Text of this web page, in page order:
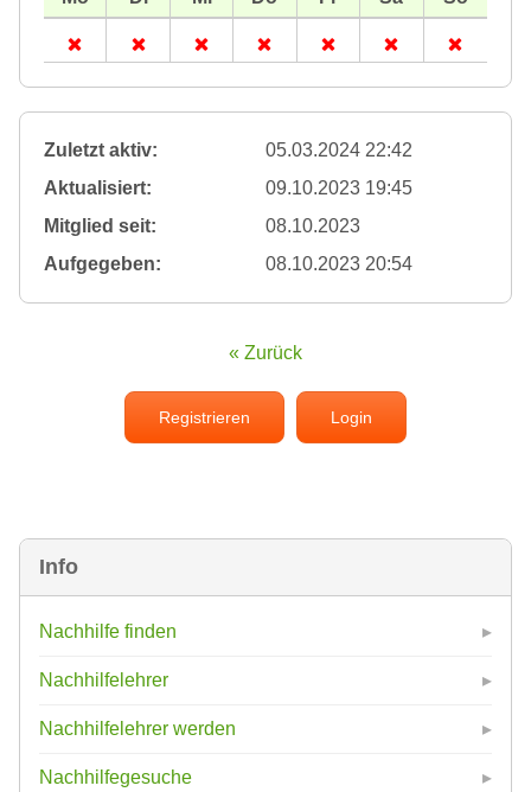
Info
Nachhilfe finden
Nachhilfelehrer
Nachhilfelehrer werden
Nachhilfegesuche
Zuletzt aktiv:
05.03.2024 22:42
Aktualisiert:
09.10.2023 19:45
Mitglied seit:
08.10.2023
Aufgegeben:
08.10.2023 20:54
« Zurück
Registrieren Login